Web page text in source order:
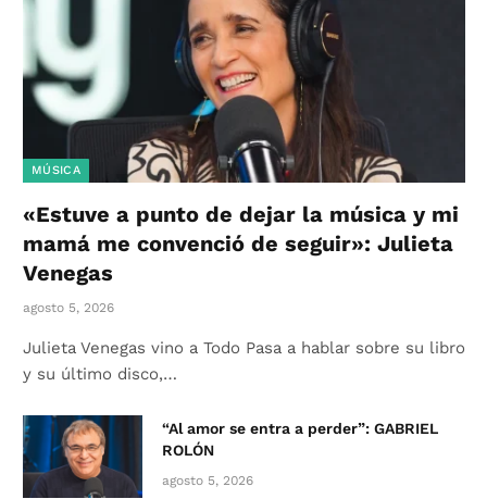
MÚSICA
«Estuve a punto de dejar la música y mi
mamá me convenció de seguir»: Julieta
Venegas
agosto 5, 2026
Julieta Venegas vino a Todo Pasa a hablar sobre su libro
y su último disco,…
“Al amor se entra a perder”: GABRIEL
ROLÓN
agosto 5, 2026